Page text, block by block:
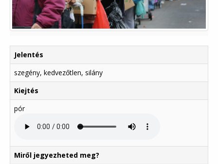
Jelentés
szegény, kedvezőtlen, silány
Kiejtés
pór
Miről jegyezheted meg?